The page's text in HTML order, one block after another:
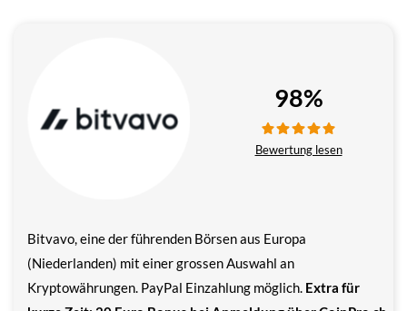
Bitvavo, eine der führenden Börsen aus Europa
(Niederlanden) mit einer grossen Auswahl an
Kryptowährungen. PayPal Einzahlung möglich. Extra für
98%
Bewertung lesen